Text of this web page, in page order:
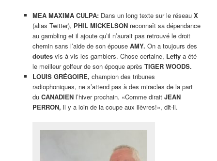
MEA MAXIMA CULPA: Dans un long texte sur le réseau X
(alias Twitter), PHIL MICKELSONreconnaît sa dépendance
au gambling et il ajoute qu’il n’aurait pas retrouvé le droit
chemin sans l’aide de son épouse AMY. On a toujours des
doutesvis-à-vis les gamblers. Chose certaine, Leftya été
le meilleur golfeur de son époque après TIGER WOODS.
LOUIS GRÉGOIRE, champion des tribunes
radiophoniques, ne s’attend pas à des miracles de la part
du CANADIENl’hiver prochain. «Comme dirait JEAN
PERRON, il y a loin de la coupe aux lièvres!», dit-il.